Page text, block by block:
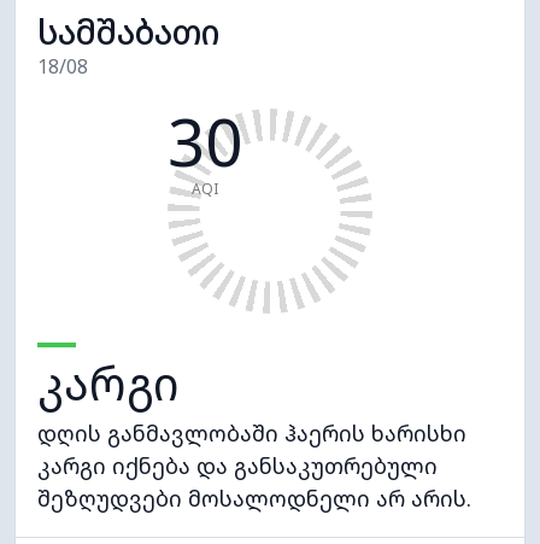
სამშაბათი
18/08
30
AQI
კარგი
დღის განმავლობაში ჰაერის ხარისხი
კარგი იქნება და განსაკუთრებული
შეზღუდვები მოსალოდნელი არ არის.